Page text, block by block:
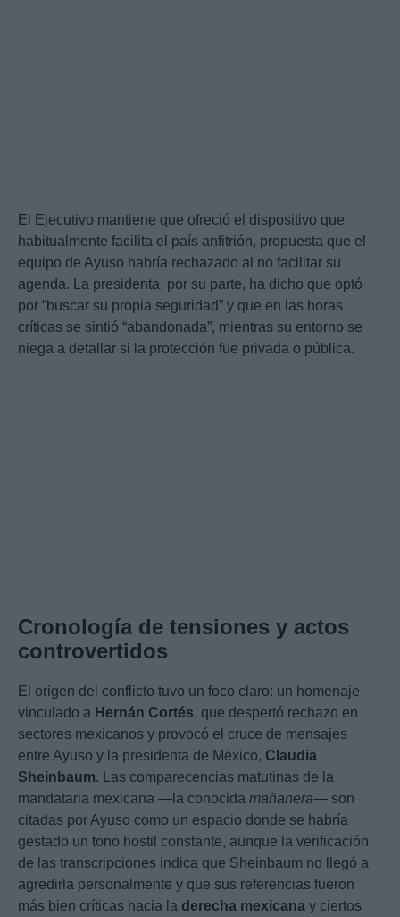
El Ejecutivo mantiene que ofreció el dispositivo que
habitualmente facilita el país anfitrión, propuesta que el
equipo de Ayuso habría rechazado al no facilitar su
agenda. La presidenta, por su parte, ha dicho que optó
por “buscar su propia seguridad” y que en las horas
críticas se sintió “abandonada”, mientras su entorno se
niega a detallar si la protección fue privada o pública.
Cronología de tensiones y actos
controvertidos
El origen del conflicto tuvo un foco claro: un homenaje
vinculado a Hernán Cortés, que despertó rechazo en
sectores mexicanos y provocó el cruce de mensajes
entre Ayuso y la presidenta de México, Claudia
Sheinbaum. Las comparecencias matutinas de la
mandataria mexicana —la conocida mañanera— son
citadas por Ayuso como un espacio donde se habría
gestado un tono hostil constante, aunque la verificación
de las transcripciones indica que Sheinbaum no llegó a
agredirla personalmente y que sus referencias fueron
más bien críticas hacia la derecha mexicana y ciertos